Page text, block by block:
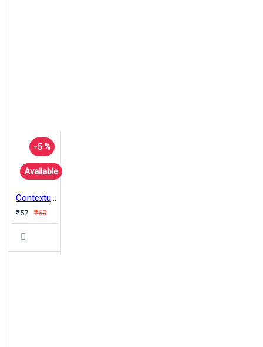
-5 %
Available
Contextualising Backward Classes Discourse
₹57 ₹60